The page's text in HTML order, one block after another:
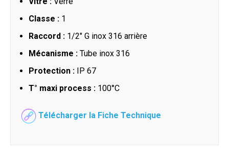
Classe : 1
Raccord : 1/2" G inox 316 arrière
Mécanisme : Tube inox 316
Protection : IP 67
T° maxi process : 100°C
Télécharger la Fiche Technique